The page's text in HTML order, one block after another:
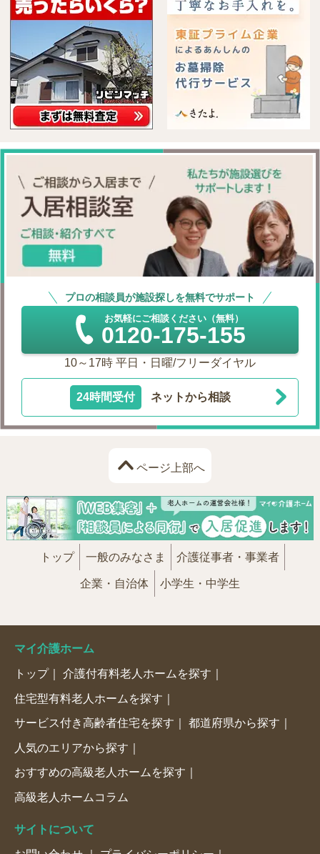
プロの相談員が施設探しを無料でサポート
お気軽にご相談ください（無料）
0120-175-155
10～17時 平日・日曜/フリーダイヤル
24時間受付 ネットから相談
ページ上部へ
トップ 一般のみなさま 介護従事者・事業者
企業・自治体 小学生・中学生
マイ介護ホーム
トップ 介護付有料老人ホームを探す
住宅型有料老人ホームを探す
サービス付き高齢者住宅を探す 都道府県から探す
人気のエリアから探す
おすすめの高級老人ホームを探す
高級老人ホームコラム
サイトについて